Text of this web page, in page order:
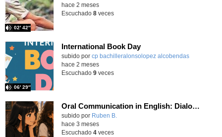
02′ 42″
hace 2 meses
Escuchado 8veces
International Book Day
Contenido educativo.
subido por cp bachilleralonsolopez alcobendas
06′ 29″
-
hace 2 meses
Escuchado 9veces
Oral Communication in English: Dialogue Strategies - Beachtime
Contenido educativo.
subido por Ruben B.
hace 3 meses
Escuchado 4veces